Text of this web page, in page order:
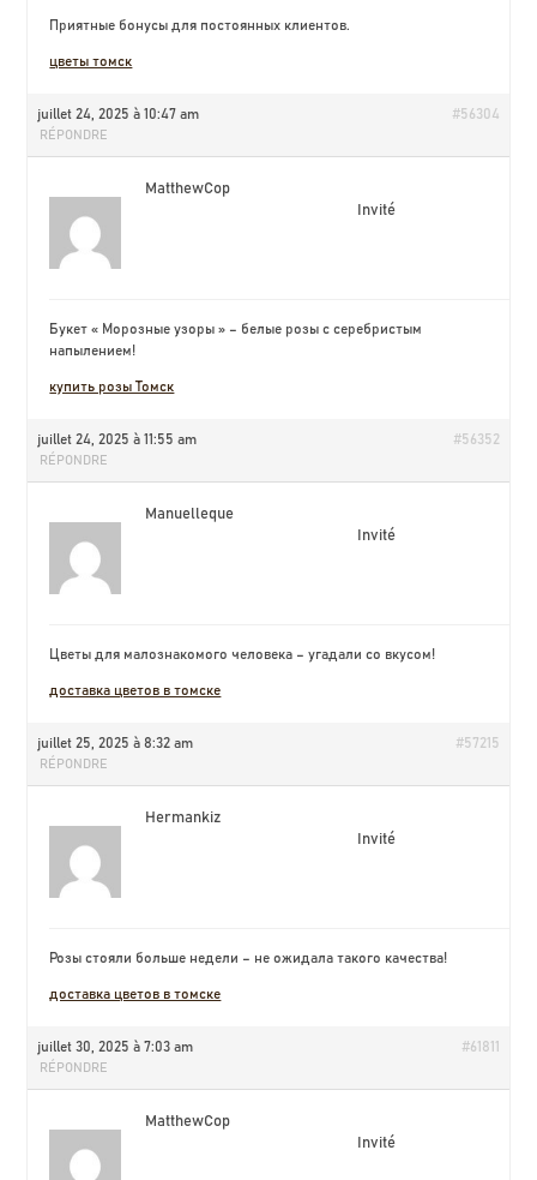
Приятные бонусы для постоянных клиентов.
цветы томск
juillet 24, 2025 à 10:47 am #56304
RÉPONDRE
MatthewCop
Invité
Букет « Морозные узоры » – белые розы с серебристым
напылением!
купить розы Томск
juillet 24, 2025 à 11:55 am #56352
RÉPONDRE
Manuelleque
Invité
Цветы для малознакомого человека – угадали со вкусом!
доставка цветов в томске
juillet 25, 2025 à 8:32 am #57215
RÉPONDRE
Hermankiz
Invité
Розы стояли больше недели – не ожидала такого качества!
доставка цветов в томске
juillet 30, 2025 à 7:03 am #61811
RÉPONDRE
MatthewCop
Invité